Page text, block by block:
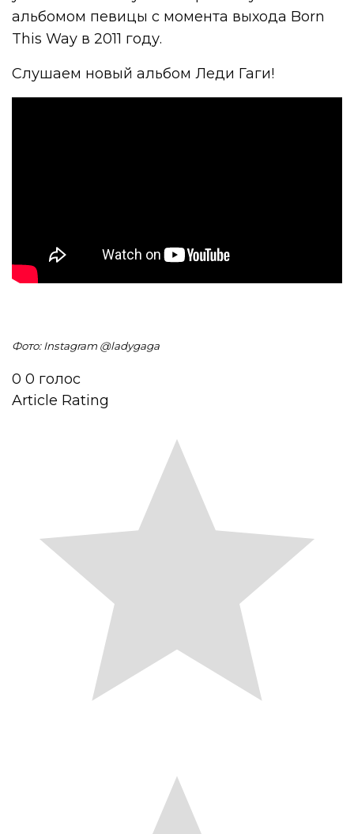
альбомом певицы с момента выхода Born
This Way в 2011 году.
Слушаем новый альбом Леди Гаги!
Фото: Instagram @ladygaga
0 0 голос
Article Rating